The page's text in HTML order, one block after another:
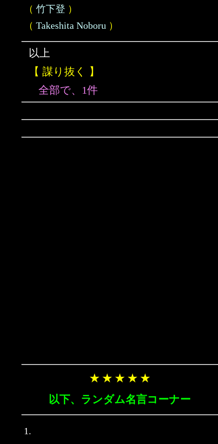
（ 竹下登 ）
（ Takeshita Noboru ）
以上
【 謀り抜く 】
全部で、1件
★ ★ ★ ★ ★
以下、ランダム名言コーナー
1.